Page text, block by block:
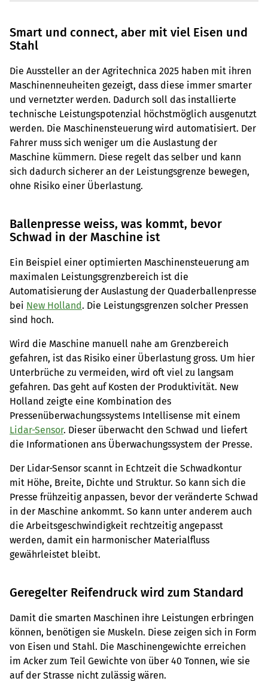
Smart und connect, aber mit viel Eisen und
Stahl
Die Aussteller an der Agritechnica 2025 haben mit ihren
Maschinenneuheiten gezeigt, dass diese immer smarter
und vernetzter werden. Dadurch soll das installierte
technische Leistungspotenzial höchstmöglich ausgenutzt
werden. Die Maschinensteuerung wird automatisiert. Der
Fahrer muss sich weniger um die Auslastung der
Maschine kümmern. Diese regelt das selber und kann
sich dadurch sicherer an der Leistungsgrenze bewegen,
ohne Risiko einer Überlastung.
Ballenpresse weiss, was kommt, bevor
Schwad in der Maschine ist
Ein Beispiel einer optimierten Maschinensteuerung am
maximalen Leistungsgrenzbereich ist die
Automatisierung der Auslastung der Quaderballenpresse
bei New Holland. Die Leistungsgrenzen solcher Pressen
sind hoch.
Wird die Maschine manuell nahe am Grenzbereich
gefahren, ist das Risiko einer Überlastung gross. Um hier
Unterbrüche zu vermeiden, wird oft viel zu langsam
gefahren. Das geht auf Kosten der Produktivität. New
Holland zeigte eine Kombination des
Pressenüberwachungssystems Intellisense mit einem
Lidar-Sensor. Dieser überwacht den Schwad und liefert
die Informationen ans Überwachungssystem der Presse.
Der Lidar-Sensor scannt in Echtzeit die Schwadkontur
mit Höhe, Breite, Dichte und Struktur. So kann sich die
Presse frühzeitig anpassen, bevor der veränderte Schwad
in der Maschine ankommt. So kann unter anderem auch
die Arbeitsgeschwindigkeit rechtzeitig angepasst
werden, damit ein harmonischer Materialfluss
gewährleistet bleibt.
Geregelter Reifendruck wird zum Standard
Damit die smarten Maschinen ihre Leistungen erbringen
können, benötigen sie Muskeln. Diese zeigen sich in Form
von Eisen und Stahl. Die Maschinengewichte erreichen
im Acker zum Teil Gewichte von über 40 Tonnen, wie sie
auf der Strasse nicht zulässig wären.